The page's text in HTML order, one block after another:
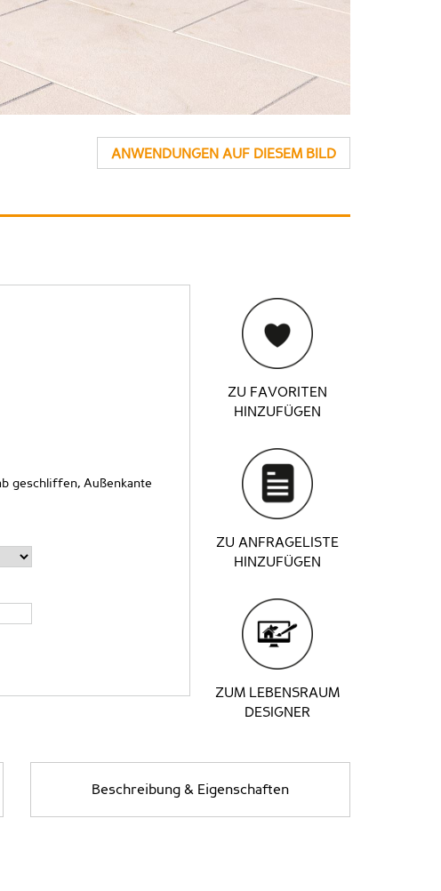
ANWENDUNGEN AUF DIESEM BILD
geschliffen, Außenkante
ZU FAVORITEN
HINZUFÜGEN
ZU ANFRAGELISTE
HINZUFÜGEN
ZUM LEBENSRAUM
DESIGNER
Beschreibung & Eigenschaften